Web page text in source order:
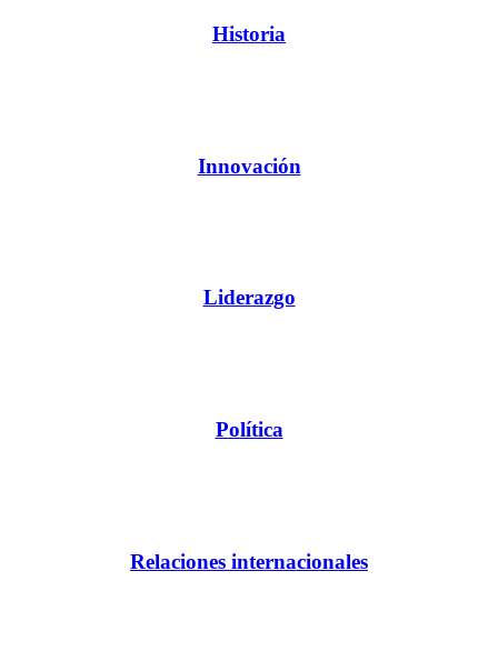
Historia
Innovación
Liderazgo
Política
Relaciones internacionales